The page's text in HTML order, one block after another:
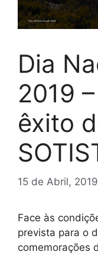
Dia
2019
êxito
15 de Abril, 2019
Face às
prevista para o
comemorações